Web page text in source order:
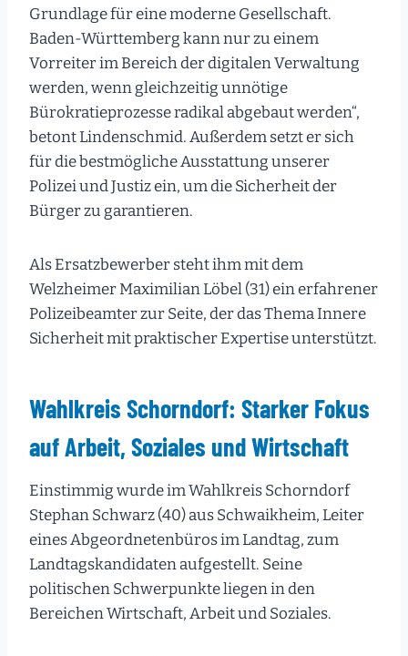
Grundlage für eine moderne Gesellschaft.
Baden-Württemberg kann nur zu einem
Vorreiter im Bereich der digitalen Verwaltung
werden, wenn gleichzeitig unnötige
Bürokratieprozesse radikal abgebaut werden“,
betont Lindenschmid. Außerdem setzt er sich
für die bestmögliche Ausstattung unserer
Polizei und Justiz ein, um die Sicherheit der
Bürger zu garantieren.
Als Ersatzbewerber steht ihm mit dem
Welzheimer Maximilian Löbel (31) ein erfahrener
Polizeibeamter zur Seite, der das Thema Innere
Sicherheit mit praktischer Expertise unterstützt.
Wahlkreis Schorndorf: Starker Fokus
auf Arbeit, Soziales und Wirtschaft
Einstimmig wurde im Wahlkreis Schorndorf
Stephan Schwarz (40) aus Schwaikheim, Leiter
eines Abgeordnetenbüros im Landtag, zum
Landtagskandidaten aufgestellt. Seine
politischen Schwerpunkte liegen in den
Bereichen Wirtschaft, Arbeit und Soziales.